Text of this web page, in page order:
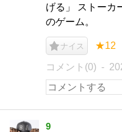
げる」 ストーカ
のゲーム。
ナイス ★12
コメント(0)
9